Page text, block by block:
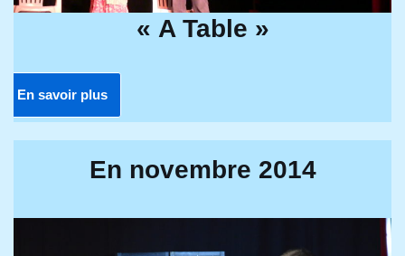
« A Table »
En savoir plus
En novembre 2014